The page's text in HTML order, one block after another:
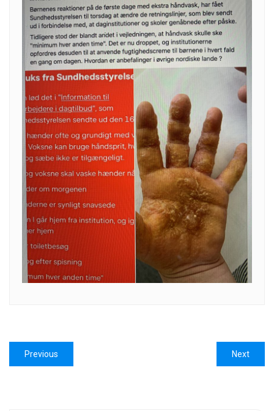
Indlægsnavigation
Previous
post:
NextNext
post: